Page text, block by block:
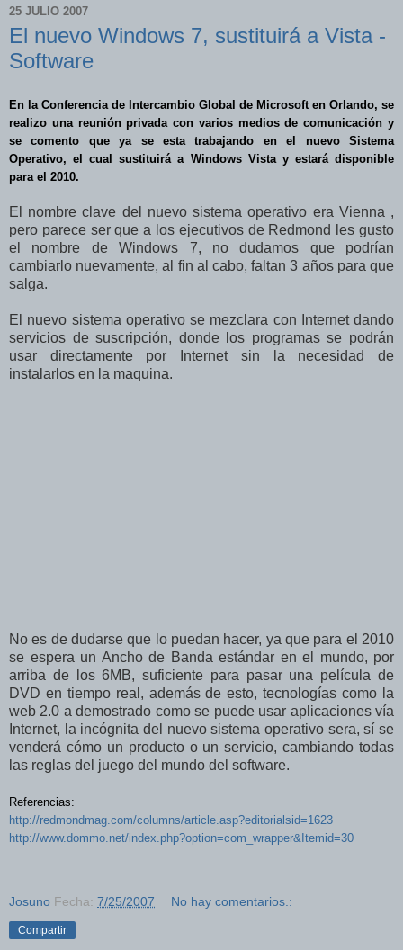
25 JULIO 2007
El nuevo Windows 7, sustituirá a Vista -
Software
En la Conferencia de Intercambio Global de Microsoft en Orlando, se
realizo una reunión privada con varios medios de comunicación y
se comento que ya se esta trabajando en el nuevo Sistema
Operativo, el cual sustituirá a Windows Vista y estará disponible
para el 2010.
El nombre clave del nuevo sistema operativo era Vienna ,
pero parece ser que a los ejecutivos de Redmond les gusto
el nombre de Windows 7, no dudamos que podrían
cambiarlo nuevamente, al fin al cabo, faltan 3 años para que
salga.
El nuevo sistema operativo se mezclara con Internet dando
servicios de suscripción, donde los programas se podrán
usar directamente por Internet sin la necesidad de
instalarlos en la maquina.
No es de dudarse que lo puedan hacer, ya que para el 2010
se espera un Ancho de Banda estándar en el mundo, por
arriba de los 6MB, suficiente para pasar una película de
DVD en tiempo real, además de esto, tecnologías como la
web 2.0 a demostrado como se puede usar aplicaciones vía
Internet, la incógnita del nuevo sistema operativo sera, sí se
venderá cómo un producto o un servicio, cambiando todas
las reglas del juego del mundo del software.
Referencias:
http://redmondmag.com/columns/article.asp?editorialsid=1623
http://www.dommo.net/index.php?option=com_wrapper&Itemid=30
Josuno Fecha: 7/25/2007 No hay comentarios.:
Compartir